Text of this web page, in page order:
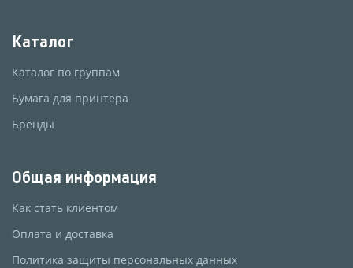
Каталог
Каталог по группам
Бумага для принтера
Бренды
Общая информация
Как стать клиентом
Оплата и доставка
Политика защиты персональных данных